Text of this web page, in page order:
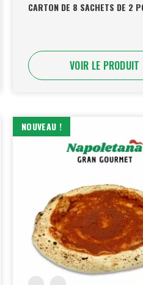
CARTON DE 8 SACHETS DE 2
VOIR LE PRODUIT
NOUVEAU !